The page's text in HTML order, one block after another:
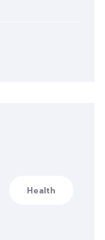
Health